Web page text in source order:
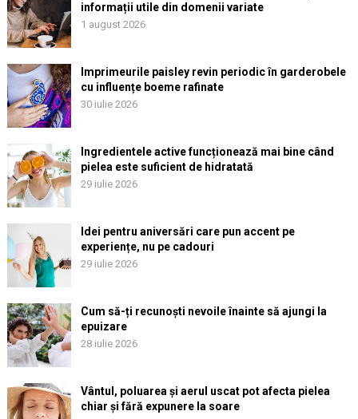
informații utile din domenii variate
1 august 2026
Imprimeurile paisley revin periodic în garderobele
cu influențe boeme rafinate
30 iulie 2026
Ingredientele active funcționează mai bine când
pielea este suficient de hidratată
29 iulie 2026
Idei pentru aniversări care pun accent pe
experiențe, nu pe cadouri
29 iulie 2026
Cum să-ți recunoști nevoile înainte să ajungi la
epuizare
28 iulie 2026
Vântul, poluarea și aerul uscat pot afecta pielea
chiar și fără expunere la soare